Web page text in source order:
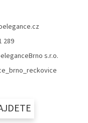
289
s.r.o.